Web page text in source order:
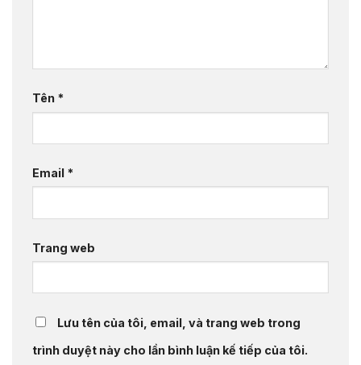
Tên *
Email *
Trang web
Lưu tên của tôi, email, và trang web trong
trình duyệt này cho lần bình luận kế tiếp của tôi.